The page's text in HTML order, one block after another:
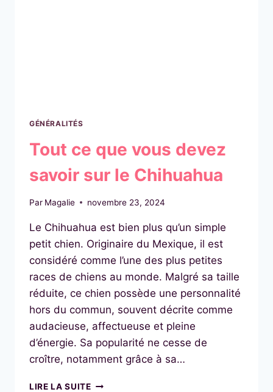
GÉNÉRALITÉS
Tout ce que vous devez
savoir sur le Chihuahua
Par Magalie novembre 23, 2024
Le Chihuahua est bien plus qu’un simple
petit chien. Originaire du Mexique, il est
considéré comme l’une des plus petites
races de chiens au monde. Malgré sa taille
réduite, ce chien possède une personnalité
hors du commun, souvent décrite comme
audacieuse, affectueuse et pleine
d’énergie. Sa popularité ne cesse de
croître, notamment grâce à sa…
LIRE LA SUITETOUT